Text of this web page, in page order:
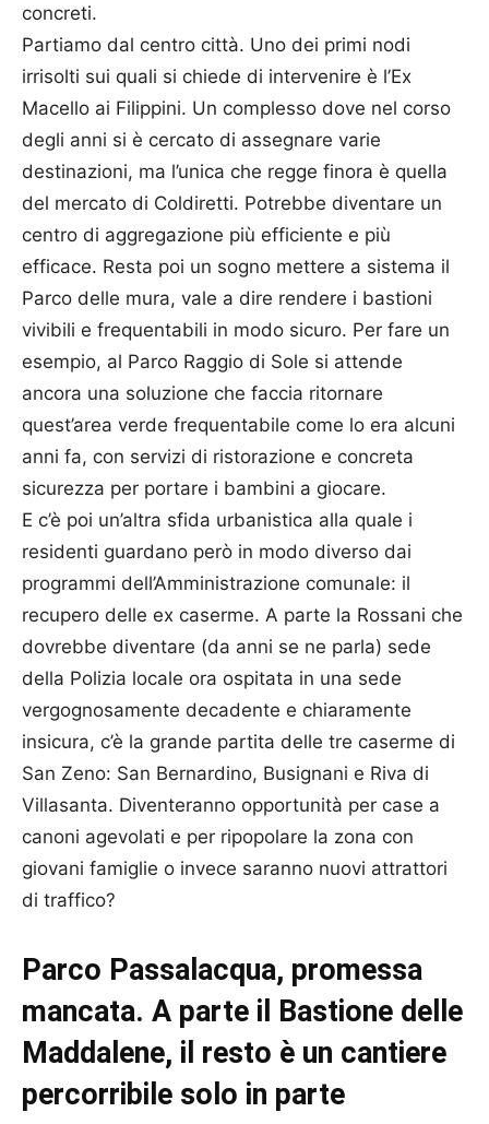
concreti.
Partiamo dal centro città. Uno dei primi nodi
irrisolti sui quali si chiede di intervenire è l’Ex
Macello ai Filippini. Un complesso dove nel corso
degli anni si è cercato di assegnare varie
destinazioni, ma l’unica che regge finora è quella
del mercato di Coldiretti. Potrebbe diventare un
centro di aggregazione più efficiente e più
efficace. Resta poi un sogno mettere a sistema il
Parco delle mura, vale a dire rendere i bastioni
vivibili e frequentabili in modo sicuro. Per fare un
esempio, al Parco Raggio di Sole si attende
ancora una soluzione che faccia ritornare
quest’area verde frequentabile come lo era alcuni
anni fa, con servizi di ristorazione e concreta
sicurezza per portare i bambini a giocare.
E c’è poi un’altra sfida urbanistica alla quale i
residenti guardano però in modo diverso dai
programmi dell’Amministrazione comunale: il
recupero delle ex caserme. A parte la Rossani che
dovrebbe diventare (da anni se ne parla) sede
della Polizia locale ora ospitata in una sede
vergognosamente decadente e chiaramente
insicura, c’è la grande partita delle tre caserme di
San Zeno: San Bernardino, Busignani e Riva di
Villasanta. Diventeranno opportunità per case a
canoni agevolati e per ripopolare la zona con
giovani famiglie o invece saranno nuovi attrattori
di traffico?
Parco Passalacqua, promessa
mancata. A parte il Bastione delle
Maddalene, il resto è un cantiere
percorribile solo in parte